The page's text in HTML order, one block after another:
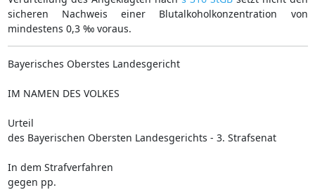
sicheren Nachweis einer Blutalkoholkonzentration von
mindestens 0,3 ‰ voraus.
Bayerisches Oberstes Landesgericht
IM NAMEN DES VOLKES
Urteil
des Bayerischen Obersten Landesgerichts - 3. Strafsenat
In dem Strafverfahren
gegen pp.